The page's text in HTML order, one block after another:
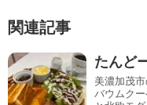
関連記事
たんど
美濃加茂
バウムク